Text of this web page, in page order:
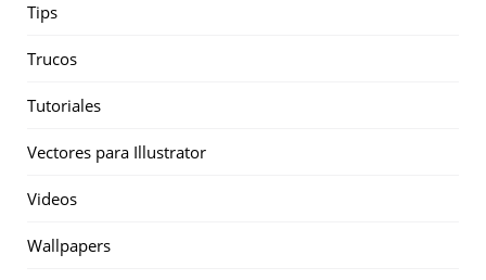
Tips
Trucos
Tutoriales
Vectores para Illustrator
Videos
Wallpapers